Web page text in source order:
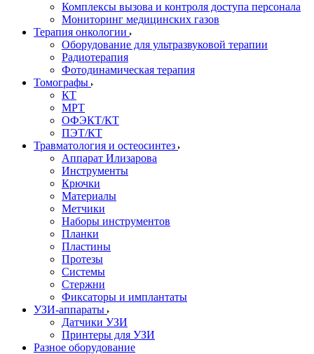
Комплексы вызова и контроля доступа персонала
Мониторинг медицинских газов
Терапия онкологии
Оборудование для ультразвуковой терапии
Радиотерапия
Фотодинамическая терапия
Томографы
КТ
МРТ
ОФЭКТ/КТ
ПЭТ/КТ
Травматология и остеосинтез
Аппарат Илизарова
Инструменты
Крючки
Материалы
Метчики
Наборы инструментов
Планки
Пластины
Протезы
Системы
Стержни
Фиксаторы и имплантаты
УЗИ-аппараты
Датчики УЗИ
Принтеры для УЗИ
Разное оборудование